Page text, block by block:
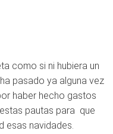
como si ni hubiera un
pasado ya alguna vez
haber hecho gastos
pautas para que
esas navidades.